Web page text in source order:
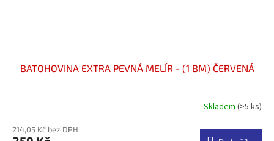
BATOHOVINA EXTRA PEVNÁ MELÍR - (1 BM) ČERVENÁ
produktu
Skladem(>5 ks)
214,05 Kč bez DPH